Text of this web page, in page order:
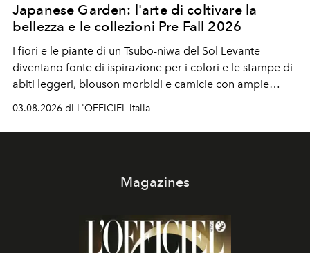
Japanese Garden: l'arte di coltivare la
bellezza e le collezioni Pre Fall 2026
I fiori e le piante di un Tsubo-niwa del Sol Levante
diventano fonte di ispirazione per i colori e le stampe di
abiti leggeri, blouson morbidi e camicie con ampie
03.08.2026 di L'OFFICIEL Italia
Magazines